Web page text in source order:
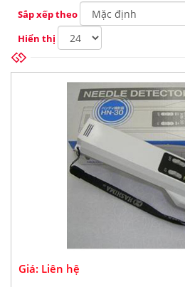
Sắp xếp theo
Hiển thị
Giá: Liên hệ